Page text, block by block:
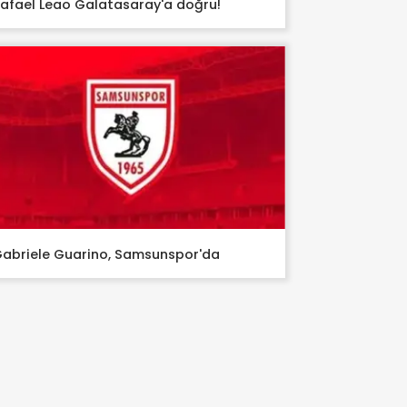
Leao Galatasaray'a doğru!
Guarino, Samsunspor'da